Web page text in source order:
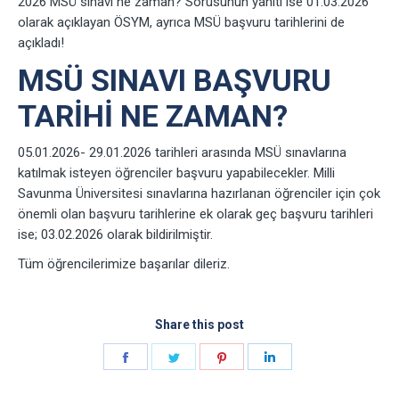
olarak açıklayan ÖSYM, ayrıca MSÜ başvuru tarihlerini de
açıkladı!
MSÜ SINAVI BAŞVURU
TARIHI NE ZAMAN?
05.01.2026- 29.01.2026 tarihleri arasında MSÜ sınavlarına
katılmak isteyen öğrenciler başvuru yapabilecekler. Milli
Savunma Üniversitesi sınavlarına hazırlanan öğrenciler için çok
önemli olan başvuru tarihlerine ek olarak geç başvuru tarihleri
ise; 03.02.2026 olarak bildirilmiştir.
Tüm öğrencilerimize başarılar dileriz.
Share this post